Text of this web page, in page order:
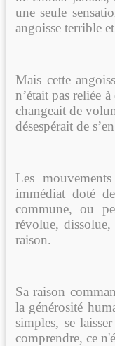
une seule
angoisse terrible
Mais cette
n’était pas reliée
changeait de
désespérait de
Les
immédiat doté
commune, ou
révolue, dissolue,
raison.
Sa raison
la générosité
simples, se
comprendre, ce